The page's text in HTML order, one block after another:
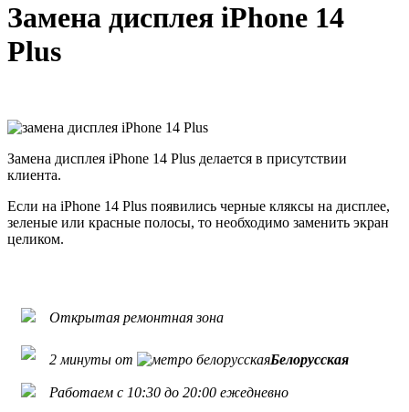
Замена дисплея iPhone 14
Plus
Замена дисплея iPhone 14 Plus делается в присутствии
клиента.
Если на iPhone 14 Plus появились черные кляксы на дисплее,
зеленые или красные полосы, то необходимо заменить экран
целиком.
Открытая ремонтная зона
2 минуты от Белорусская
Работаем с 10:30 до 20:00 ежедневно